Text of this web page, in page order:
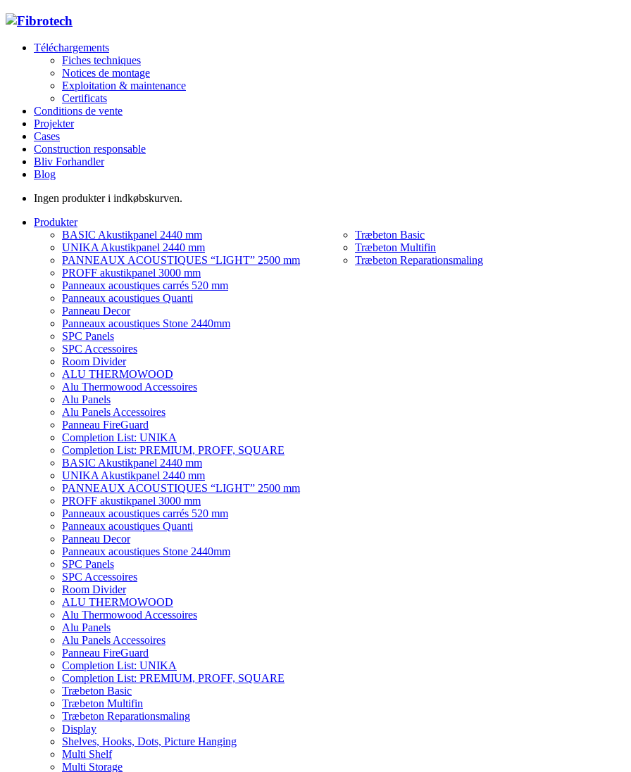
Téléchargements
Fiches techniques
Notices de montage
Exploitation & maintenance
Certificats
Conditions de vente
Projekter
Cases
Construction responsable
Bliv Forhandler
Blog
Ingen produkter i indkøbskurven.
Produkter
BASIC Akustikpanel 2440 mm
UNIKA Akustikpanel 2440 mm
PANNEAUX ACOUSTIQUES “LIGHT” 2500 mm
PROFF akustikpanel 3000 mm
Panneaux acoustiques carrés 520 mm
Panneaux acoustiques Quanti
Panneau Decor
Panneaux acoustiques Stone 2440mm
SPC Panels
SPC Accessoires
Room Divider
ALU THERMOWOOD
Alu Thermowood Accessoires
Alu Panels
Alu Panels Accessoires
Panneau FireGuard
Completion List: UNIKA
Completion List: PREMIUM, PROFF, SQUARE
Træbeton Basic
Træbeton Multifin
Træbeton Reparationsmaling
BASIC Akustikpanel 2440 mm
UNIKA Akustikpanel 2440 mm
PANNEAUX ACOUSTIQUES “LIGHT” 2500 mm
PROFF akustikpanel 3000 mm
Panneaux acoustiques carrés 520 mm
Panneaux acoustiques Quanti
Panneau Decor
Panneaux acoustiques Stone 2440mm
SPC Panels
SPC Accessoires
Room Divider
ALU THERMOWOOD
Alu Thermowood Accessoires
Alu Panels
Alu Panels Accessoires
Panneau FireGuard
Completion List: UNIKA
Completion List: PREMIUM, PROFF, SQUARE
Træbeton Basic
Træbeton Multifin
Træbeton Reparationsmaling
Display
Shelves, Hooks, Dots, Picture Hanging
Multi Shelf
Multi Storage